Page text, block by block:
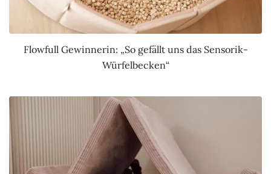
Flowfull Gewinnerin: „So gefällt uns das Sensorik-
Würfelbecken“